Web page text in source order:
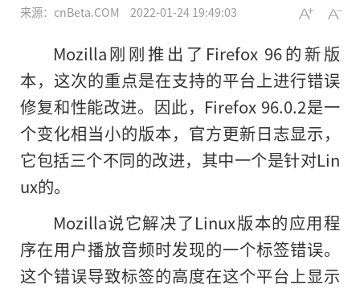
来源：cnBeta.COM 2022-01-24 19:49:03
Mozilla刚刚推出了Firefox 96的新版
本，这次的重点是在支持的平台上进行错误
修复和性能改进。因此，Firefox 96.0.2是一
个变化相当小的版本，官方更新日志显示，
它包括三个不同的改进，其中一个是针对Lin
ux的。
Mozilla说它解决了Linux版本的应用程
序在用户播放音频时发现的一个标签错误。
这个错误导致标签的高度在这个平台上显示